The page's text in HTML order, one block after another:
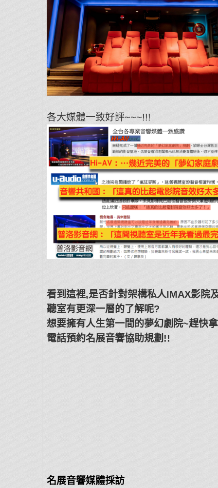
各大媒體一致好評~~~!!!
看到這裡,是否針對架構私人IMAX影院
聽室有更深一層的了解呢?
想要擁有人生第一間的夢幻劇院~趕快
電話預約名展音響協助規劃!!
名展音響媒體採訪